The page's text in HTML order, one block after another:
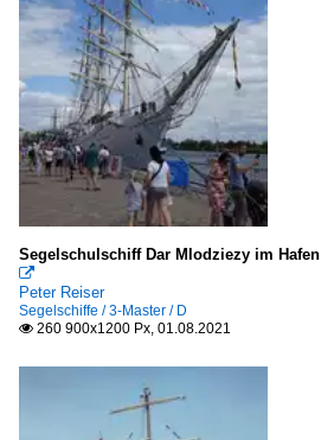
Segelschulschiff Dar Mlodziezy im

Peter Reiser
Segelschiffe / 3-Master / D
 260 900x1200 Px, 01.08.2021